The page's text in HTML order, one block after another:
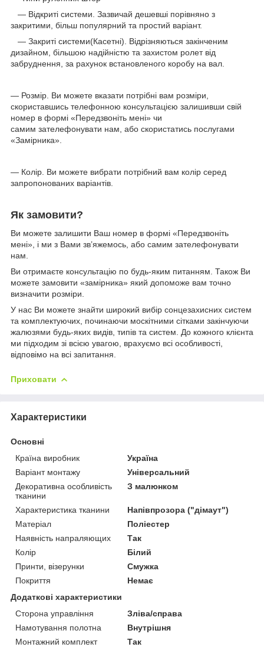
— Відкриті системи. Зазвичай дешевші порівняно з
закритими, більш популярний та простий варіант.
— Закриті системи(Касетні). Відрізняються закінченим
дизайном, більшою надійністю та захистом ролет від
забруднення, за рахунок встановленого коробу на вал.
— Розмір. Ви можете вказати потрібні вам розміри,
скориставшись телефонною консультацією залишивши свій
номер в формі «Передзвоніть мені» чи
самим зателефонувати нам, або скористатись послугами
«Замірника».
— Колір. Ви можете вибрати потрібний вам колір серед
запропонованих варіантів.
Як замовити?
Ви можете залишити Ваш номер в формі «Передзвоніть
мені», і ми з Вами зв’яжемось, або самим зателефонувати
нам.
Ви отримаєте консультацію по будь-яким питанням. Також Ви
можете замовити «замірника» який допоможе вам точно
визначити розміри.
У нас Ви можете знайти широкий вибір сонцезахисних систем
та комплектуючих, починаючи москітними сітками закінчуючи
жалюзями будь-яких видів, типів та систем. До кожного клієнта
ми підходим зі всією увагою, врахуємо всі особливості,
відповімо на всі запитання.
Приховати
Характеристики
Основні
Країна виробник
Україна
Варіант монтажу
Універсальний
Декоративна особливість
тканини
З малюнком
Характеристика тканини
Напівпрозора ("дімаут")
Матеріал
Поліестер
Наявність напраляющих
Так
Колір
Білий
Принти, візерунки
Смужка
Покриття
Немає
Додаткові характеристики
Сторона управління
Зліва/справа
Намотування полотна
Внутрішня
Монтажний комплект
Так